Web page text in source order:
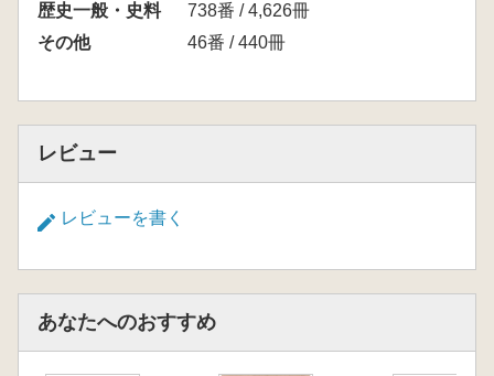
歴史一般・史料
738番 / 4,626冊
その他
46番 / 440冊
レビュー
レビューを書く
あなたへのおすすめ